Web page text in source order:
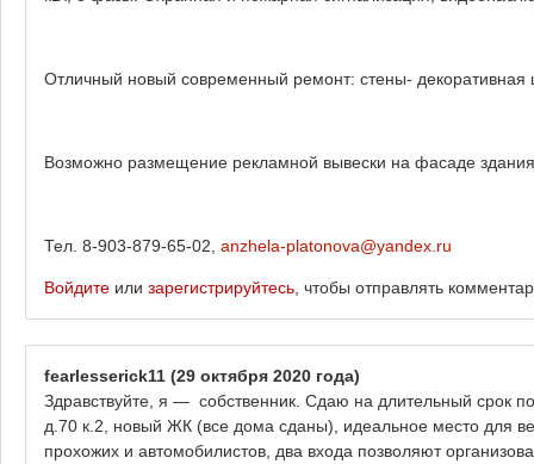
Отличный новый современный ремонт: стены- декоративная
Возможно размещение рекламной вывески на фасаде
Тел. 8-903-879-65-02, anzhela-platonova@yandex.ru
Войдите или зарегистрируйтесь , чтобы отправлять
fearlesserick11 (29 октября 2020 года)
Здравствуйте, я — собственник. Сдаю на длительный срок
д.70 к.2, новый ЖК (все дома сданы), идеальное место для
прохожих и автомобилистов, два входа позволяют